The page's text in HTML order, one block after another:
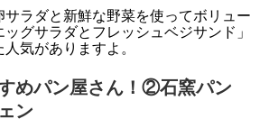
サラダと新鮮な野菜を使ってボリュー
グサラダとフレッシュベジサンド」
気がありますよ。
めパン屋さん！②石窯パン
ン